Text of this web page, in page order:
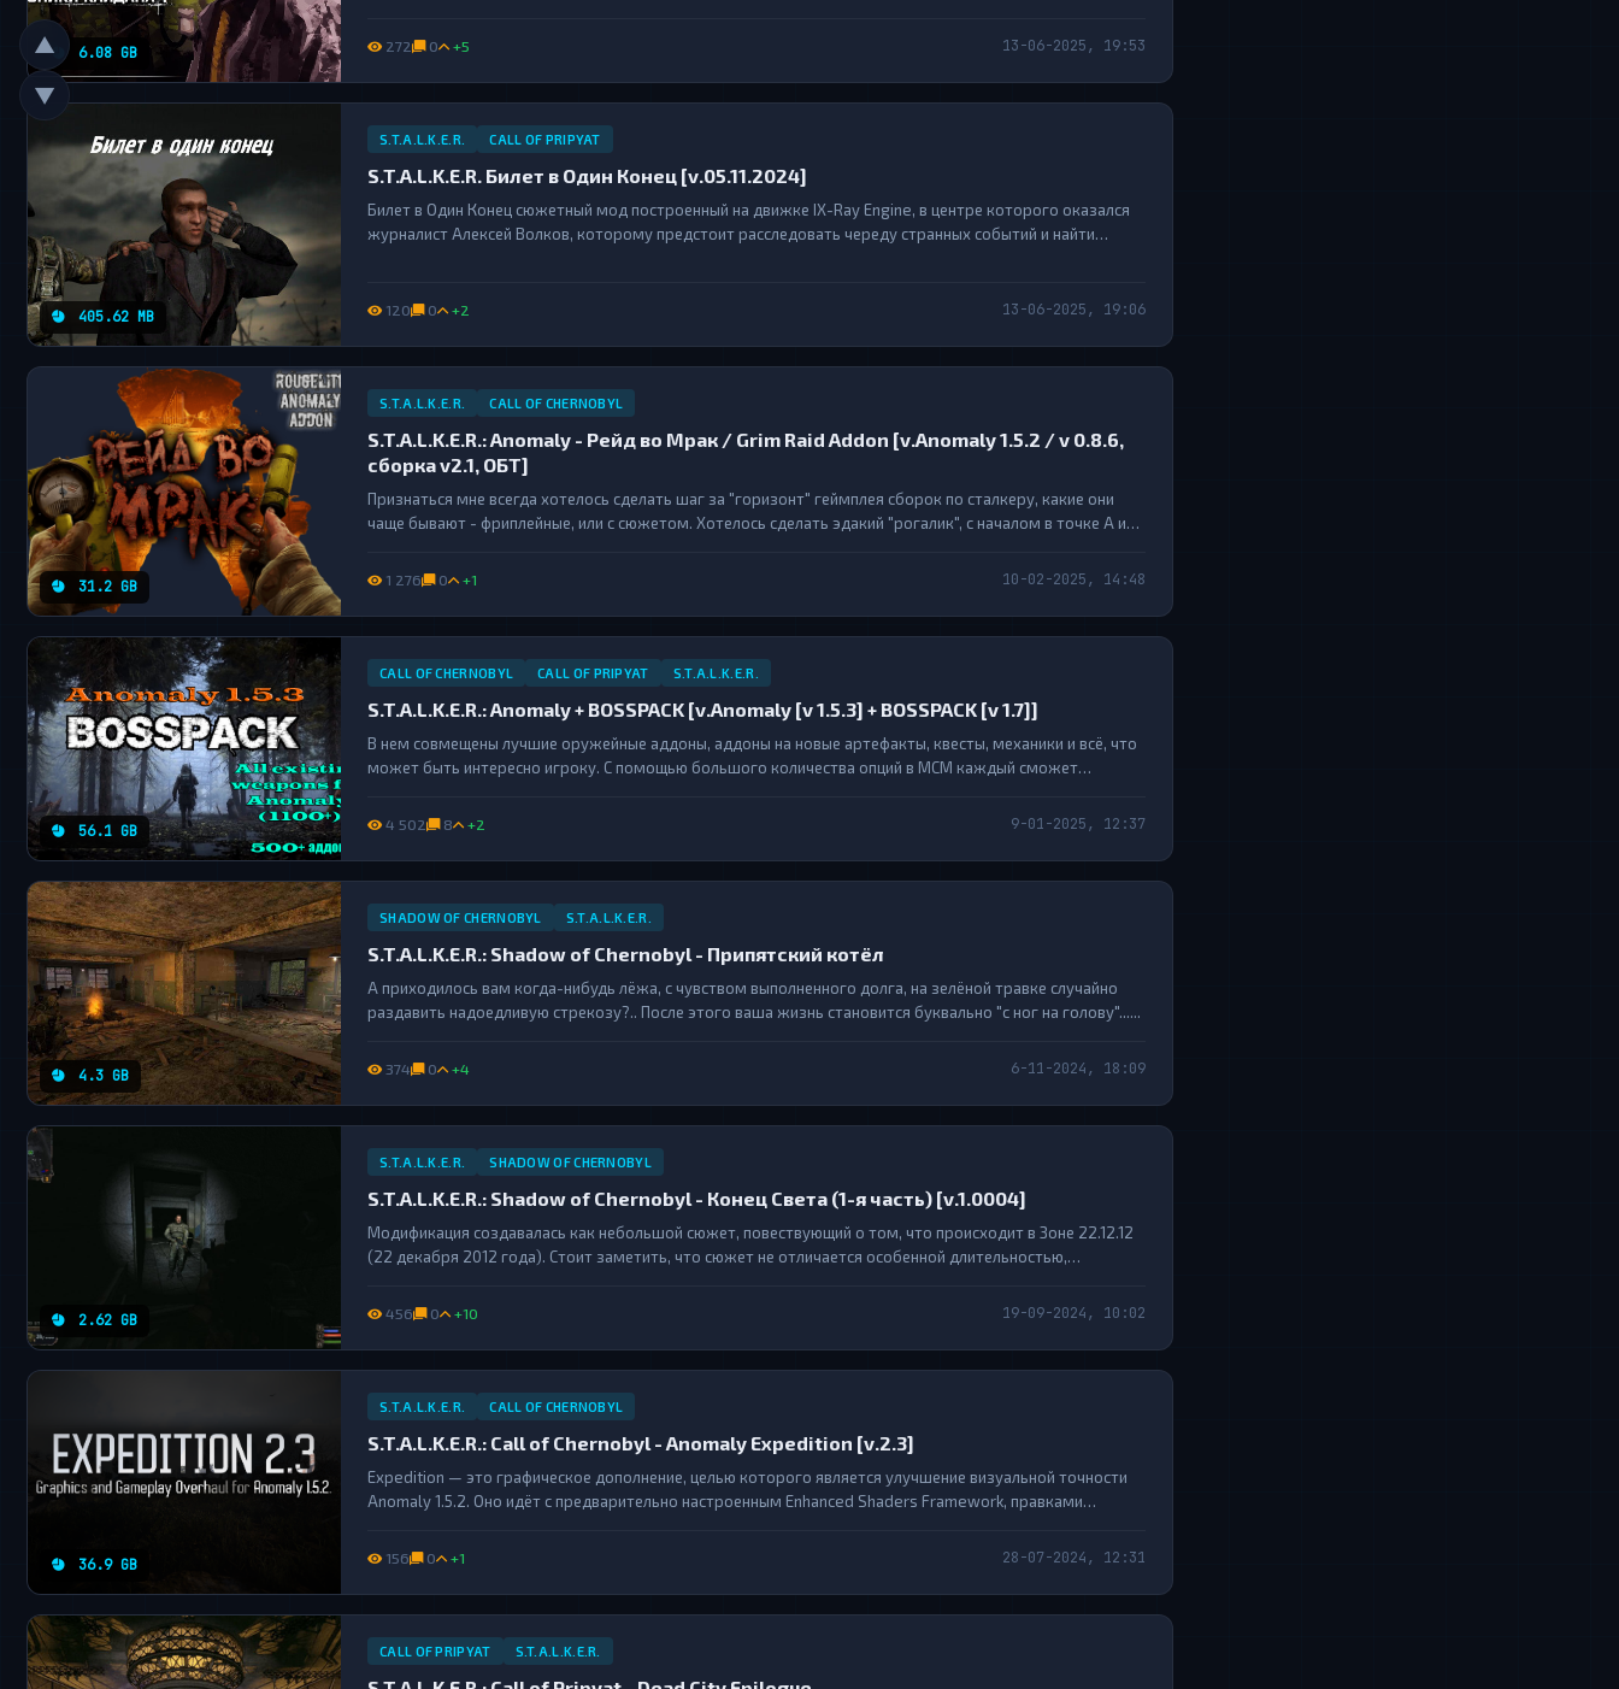
6.08 GB
такие локации как Бар, Кордон, Тёмная Долина, Х-18 и две...
272 0 +5 13-06-2025, 19:53
405.62 MB
S.T.A.L.K.E.R. CALL OF PRIPYAT
S.T.A.L.K.E.R. Билет в Один Конец [v.05.11.2024]
Билет в Один Конец сюжетный мод построенный на движке IX-Ray Engine, в центре которого оказался
журналист Алексей Волков, которому предстоит расследовать череду странных событий и найти
120 0 +2 13-06-2025, 19:06
31.2 GB
S.T.A.L.K.E.R. CALL OF CHERNOBYL
S.T.A.L.K.E.R.: Anomaly - Рейд во Мрак / Grim Raid Addon [v.Anomaly 1.5.2 / v 0.8.6,
сборка v2.1, ОБТ]
Признаться мне всегда хотелось сделать шаг за "горизонт" геймплея сборок по сталкеру, какие они
чаще бывают - фриплейные, или с сюжетом. Хотелось сделать эдакий "рогалик", с началом в точке А и
и другие идеи....
1 276 0 +1 10-02-2025, 14:48
56.1 GB
CALL OF CHERNOBYL CALL OF PRIPYAT S.T.A.L.K.E.R.
S.T.A.L.K.E.R.: Anomaly + BOSSPACK [v.Anomaly [v 1.5.3] + BOSSPACK [v 1.7]]
В нем совмещены лучшие оружейные аддоны, аддоны на новые артефакты, квесты, механики и всё, что
может быть интересно игроку. С помощью большого количества опций в МСМ каждый сможет
4 502 8 +2 9-01-2025, 12:37
4.3 GB
SHADOW OF CHERNOBYL S.T.A.L.K.E.R.
S.T.A.L.K.E.R.: Shadow of Chernobyl - Припятский котёл
А приходилось вам когда-нибудь лёжа, с чувством выполненного долга, на зелёной травке случайно
раздавить надоедливую стрекозу?.. После этого ваша жизнь становится буквально "с ног на голову"......
374 0 +4 6-11-2024, 18:09
2.62 GB
S.T.A.L.K.E.R. SHADOW OF CHERNOBYL
S.T.A.L.K.E.R.: Shadow of Chernobyl - Конец Света (1-я часть) [v.1.0004]
Модификация создавалась как небольшой сюжет, повествующий о том, что происходит в Зоне 22.12.12
(22 декабря 2012 года). Стоит заметить, что сюжет не отличается особенной длительностью,
456 0 +10 19-09-2024, 10:02
36.9 GB
S.T.A.L.K.E.R. CALL OF CHERNOBYL
S.T.A.L.K.E.R.: Call of Chernobyl - Anomaly Expedition [v.2.3]
Expedition — это графическое дополнение, целью которого является улучшение визуальной точности
Anomaly 1.5.2. Оно идёт с предварительно настроенным Enhanced Shaders Framework, правками
другим. Дополнение доступно по системе «скачать и играть»,...
156 0 +1 28-07-2024, 12:31
CALL OF PRIPYAT S.T.A.L.K.E.R.
▲
▼